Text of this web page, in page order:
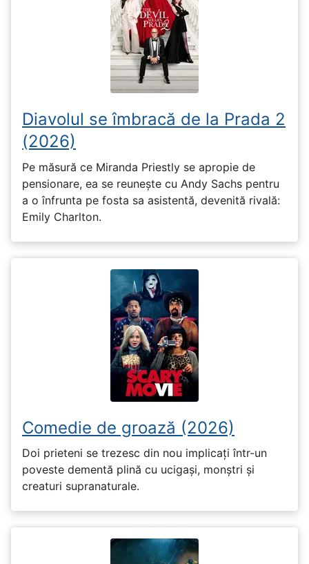
Diavolul se îmbracă de la Prada 2
(2026)
Pe măsură ce Miranda Priestly se apropie de
pensionare, ea se reunește cu Andy Sachs pentru
a o înfrunta pe fosta sa asistentă, devenită rivală:
Emily Charlton.
Comedie de groază (2026)
Doi prieteni se trezesc din nou implicați într-un
poveste dementă plină cu ucigași, monștri și
creaturi supranaturale.